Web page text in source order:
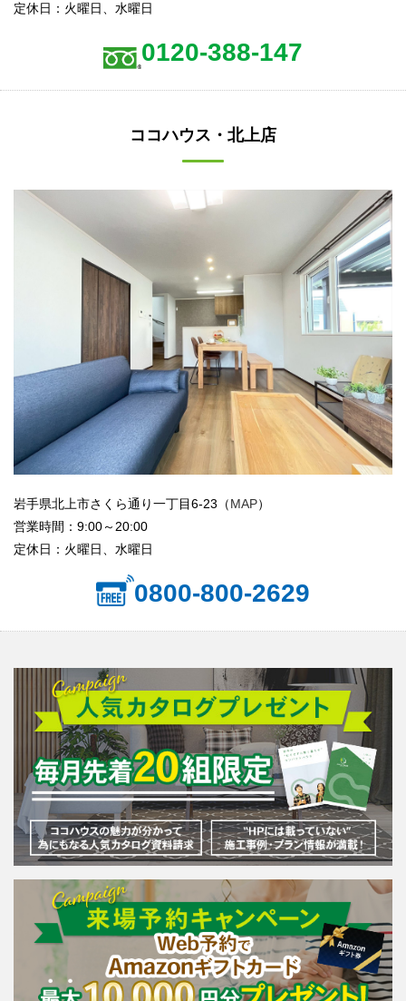
定休日：火曜日、水曜日
0120-388-147
ココハウス・北上店
岩手県北上市さくら通り一丁目6-23（MAP）
営業時間：9:00～20:00
定休日：火曜日、水曜日
0800-800-2629